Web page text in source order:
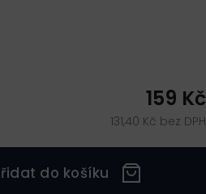
159 Kč
131,40 Kč bez DPH
do košíku